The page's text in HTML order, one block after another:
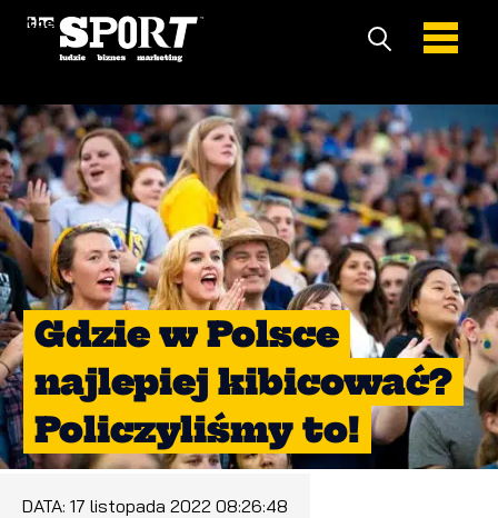
Gdzie w Polsce
najlepiej kibicować?
Policzyliśmy to!
DATA: 17 listopada 2022 08:26:48